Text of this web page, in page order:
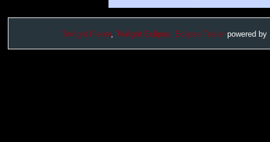
Twilight Fieber, Twilight Eclipse, Eclipse Trailer powered by